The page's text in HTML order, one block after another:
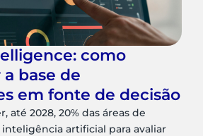
como
base de
em fonte de decisão
até 2028, 20% das áreas de
artificial para avaliar